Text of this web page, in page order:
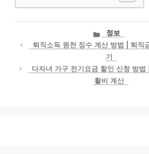
카
테
고
리
정보
퇴직소득 원천 징수 계산 방법 | 퇴직
기
다자녀 가구 전기요금 할인 신청 방법
활비 계산